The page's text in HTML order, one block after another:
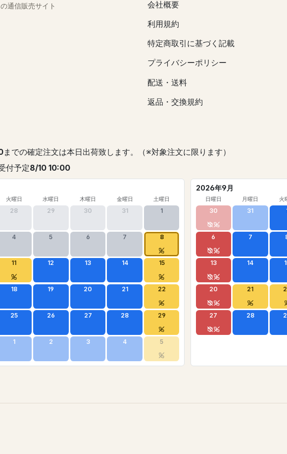
通信販売サイト
会社概要
利用規約
特定商取引に基づく記載
プライバシーポリシー
配送・送料
返品・交換規約
までの確定注文は本日出荷致します。（※対象注文に限ります）
付予定8/10 10:00
火曜日 水曜日 木曜日 金曜日 土曜日
28 29 30 31 1
4 5 6 7 8
11 12 13 14 15
18 19 20 21 22
25 26 27 28 29
1 2 3 4 5
2026年9月
日曜日 月曜日 火
30 31
6 7
13 14
20 21
27 28